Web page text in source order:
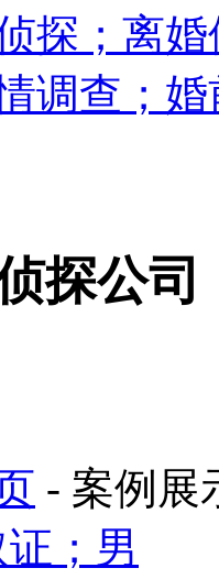
探；离
调查；
探公司
- 案例展